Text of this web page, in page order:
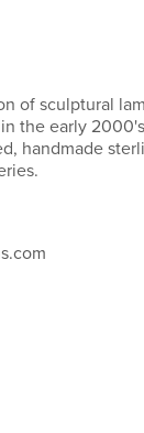
of sculptural
the early
handmade